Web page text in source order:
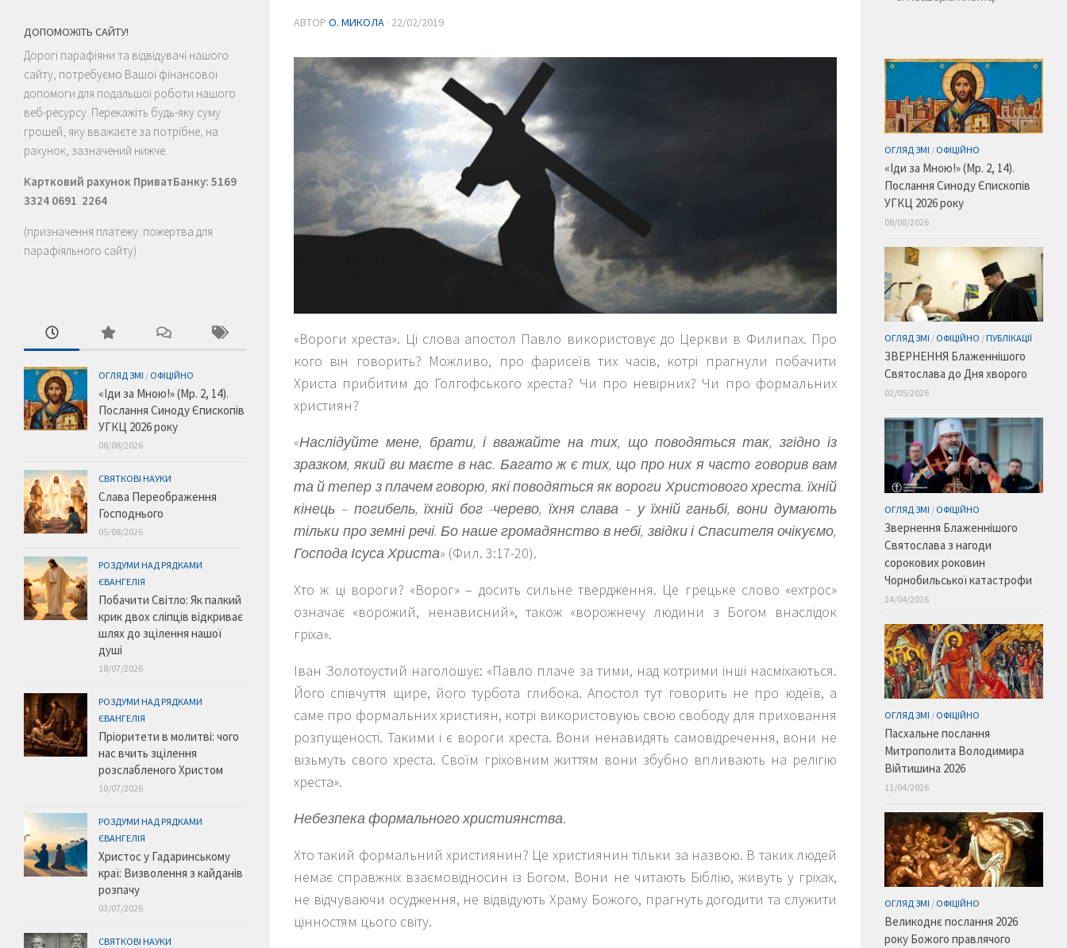
АВТОР О. МИКОЛА · 22/02/2019
«Вороги хреста». Ці слова апостол Павло використовує до Церкви в Филипах. Про
кого він говорить? Можливо, про фарисеїв тих часів, котрі прагнули побачити
Христа прибитим до Голгофського хреста? Чи про невірних? Чи про формальних
християн?
«Наслідуйте мене, брати, і вважайте на тих, що поводяться так, згідно із
зразком, який ви маєте в нас. Багато ж є тих, що про них я часто говорив вам
та й тепер з плачем говорю, які поводяться як вороги Христового хреста. їхній
кінець – погибель, їхній бог -черево, їхня слава – у їхній ганьбі, вони думають
тільки про земні речі. Бо наше громадянство в небі, звідки і Спасителя очікуємо,
Господа Ісуса Христа» (Фил. 3:17-20).
Хто ж ці вороги? «Ворог» – досить сильне твердження. Це грецьке слово «ехтрос»
означає «ворожий, ненависний», також «ворожнечу людини з Богом внаслідок
гріха».
Іван Золотоустий наголошує: «Павло плаче за тими, над котрими інші насміхаються.
Його співчуття щире, його турбота глибока. Апостол тут говорить не про юдеїв, а
саме про формальних християн, котрі використовуюь свою свободу для приховання
розпущеності. Такими і є вороги хреста. Вони ненавидять самовідречення, вони не
візьмуть свого хреста. Своїм гріховним життям вони збубно впливають на релігію
хреста».
Небезпека формального християнства.
Хто такий формальний християнин? Це християнин тільки за назвою. В таких людей
немає справжніх взаємовідносин із Богом. Вони не читають Біблію, живуть у гріхах,
не відчуваючи осудження, не відвідують Храму Божого, прагнуть догодити та служити
цінностям цього світу.
ДОПОМОЖІТЬ САЙТУ!
Дорогі парафіяни та відвідувачі нашого
сайту, потребуємо Вашої фінансової
допомоги для подальшої роботи нашого
веб-ресурсу. Перекажіть будь-яку суму
грошей, яку вважаєте за потрібне, на
рахунок, зазначений нижче.
Картковий рахунок ПриватБанку: 5169
3324 0691 2264
(призначення платежу: пожертва для
парафіяльного сайту)
ОГЛЯД ЗМІ / ОФІЦІЙНО
«Іди за Мною!» (Мр. 2, 14).
Послання Синоду Єпископів
УГКЦ 2026 року
08/08/2026
СВЯТКОВІ НАУКИ
Слава Переображення
Господнього
05/08/2026
РОЗДУМИ НАД РЯДКАМИ
ЄВАНГЕЛІЯ
Побачити Світло: Як палкий
крик двох сліпців відкриває
шлях до зцілення нашої
душі
18/07/2026
РОЗДУМИ НАД РЯДКАМИ
ЄВАНГЕЛІЯ
Пріоритети в молитві: чого
нас вчить зцілення
розслабленого Христом
10/07/2026
РОЗДУМИ НАД РЯДКАМИ
ЄВАНГЕЛІЯ
Христос у Гадаринському
краї: Визволення з кайданів
розпачу
03/07/2026
СВЯТКОВІ НАУКИ
ОГЛЯД ЗМІ / ОФІЦІЙНО
«Іди за Мною!» (Мр. 2, 14).
Послання Синоду Єпископів
УГКЦ 2026 року
08/08/2026
ОГЛЯД ЗМІ / ОФІЦІЙНО /ПУБЛІКАЦІЇ
ЗВЕРНЕННЯ Блаженнішого
Святослава до Дня хворого
02/05/2026
ОГЛЯД ЗМІ / ОФІЦІЙНО
Звернення Блаженнішого
Святослава з нагоди
сорокових роковин
Чорнобильської катастрофи
24/04/2026
ОГЛЯД ЗМІ / ОФІЦІЙНО
Пасхальне послання
Митрополита Володимира
Війтишина 2026
11/04/2026
ОГЛЯД ЗМІ / ОФІЦІЙНО
Великоднє послання 2026
року Божого правлячого